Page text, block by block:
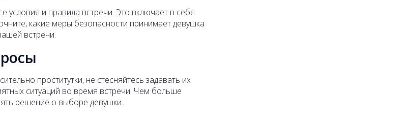
условия и правила встречи. Это включает в себя
какие меры безопасности принимает девушка
встречи.
проститутки, не стесняйтесь задавать их
ситуаций во время встречи. Чем больше
решение о выборе девушки.